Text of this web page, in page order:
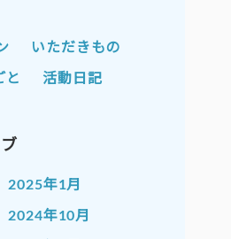
いただきもの
と 活動日記
2025年1月
2024年10月